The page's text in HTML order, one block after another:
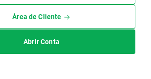
Área de Cliente
Abrir Conta